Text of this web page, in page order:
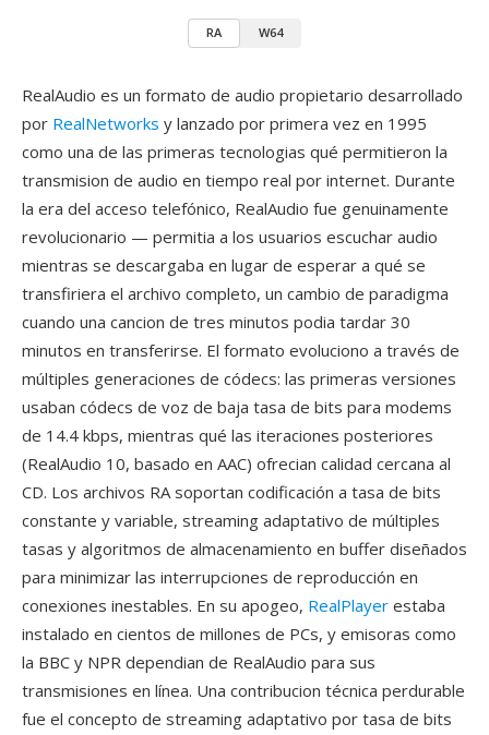
RA W64
RealAudio es un formato de audio propietario desarrollado
por RealNetworks y lanzado por primera vez en 1995
como una de las primeras tecnologias qué permitieron la
transmision de audio en tiempo real por internet. Durante
la era del acceso telefónico, RealAudio fue genuinamente
revolucionario — permitia a los usuarios escuchar audio
mientras se descargaba en lugar de esperar a qué se
transfiriera el archivo completo, un cambio de paradigma
cuando una cancion de tres minutos podia tardar 30
minutos en transferirse. El formato evoluciono a través de
múltiples generaciones de códecs: las primeras versiones
usaban códecs de voz de baja tasa de bits para modems
de 14.4 kbps, mientras qué las iteraciones posteriores
(RealAudio 10, basado en AAC) ofrecian calidad cercana al
CD. Los archivos RA soportan codificación a tasa de bits
constante y variable, streaming adaptativo de múltiples
tasas y algoritmos de almacenamiento en buffer diseñados
para minimizar las interrupciones de reproducción en
conexiones inestables. En su apogeo, RealPlayer estaba
instalado en cientos de millones de PCs, y emisoras como
la BBC y NPR dependian de RealAudio para sus
transmisiones en línea. Una contribucion técnica perdurable
fue el concepto de streaming adaptativo por tasa de bits